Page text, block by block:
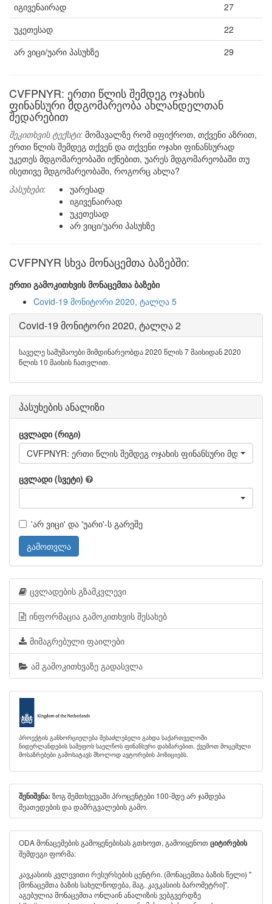
იგივენაირად
27
უკეთესად
22
არ ვიცი/უარი პასუხზე
29
CVFPNYR: ერთი წლის შემდეგ ოჯახის
ფინანსური მდგომარეობა ახლანდელთან
შედარებით
შეკითხვის ტექსტი: მომავალზე რომ იფიქროთ, თქვენი აზრით,
ერთი წლის შემდეგ თქვენ და თქვენი ოჯახი ფინანსურად
უკეთეს მდგომარეობაში იქნებით, უარეს მდგომარეობაში თუ
ისეთივე მდგომარეობაში, როგორც ახლა?
პასუხები:
უარესად
იგივენაირად
უკეთესად
არ ვიცი/უარი პასუხზე
CVFPNYR სხვა მონაცემთა ბაზებში:
ერთი გამოკითხვის მონაცემთა ბაზები
Covid-19 მონიტორი 2020, ტალღა 5
Covid-19 მონიტორი 2020, ტალღა 2
საველე სამუშაოები მიმდინარეობდა 2020 წლის 7 მაისიდან 2020
წლის 10 მაისის ჩათვლით.
პასუხების ანალიზი
ცვლადი (რიგი)
CVFPNYR: ერთი წლის შემდეგ ოჯახის ფინანსური
ცვლადი (სვეტი)
'არ ვიცი' და 'უარი'-ს გარეშე
გამოთვლა
ცვლადების გზამკვლევი
ინფორმაცია გამოკითხვის შესახებ
მიმაგრებული ფაილები
ამ გამოკითხვაზე გადასვლა
პროექტის განხორციელება შესაძლებელი გახდა საქართველოში
ნიდერლანდების სამეფოს საელჩოს ფინანსური დახმარებით. ქვემოთ მოცემული
მოსაზრებები გამოხატავს მხოლოდ ავტორების პოზიციებს.
შენიშვნა: ზოგ შემთხვევაში პროცენტები 100-მდე არ ჯამდება
მეათედების და დამრგვალების გამო.
ODA მონაცემების გამოყენებისას გთხოვთ, გამოიყენოთ ციტირების
შემდეგი ფორმა:
კავკასიის კვლევითი რესურსების ცენტრი. (მონაცემთა ბაზის წელი) "
[მონაცემთა ბაზის სახელწოდება, მაგ. კავკასიის ბარომეტრი]".
აგებულია მონაცემთა ონლაინ ანალიზის ვებგვერდზე